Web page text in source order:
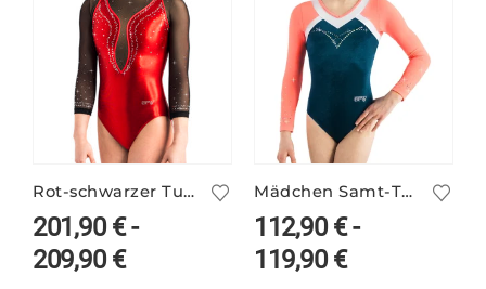
Rot-schwarzer Turnanzug MALLORY/3 mit Netzärmeln
201,90€-
209,90€
Mädchen Samt-Turnanzug langarm ARIANA/3
112,90€-
119,90€